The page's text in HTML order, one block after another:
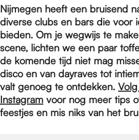
o
m
e
p
Nijmegen heeft een bruisend
diverse clubs en bars die voor
bieden. Om je wegwijs te
scene, lichten we een paar
de komende tijd niet mag
disco en van dayraves tot
valt genoeg te ontdekken.
Instagram voor nog meer tips
feestjes en mis niks van het